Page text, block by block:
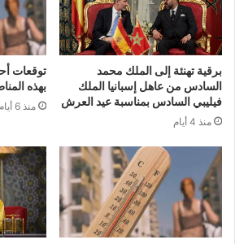
برقية تهنئة إلى الملك محمد
السادس من عاهل إسبانيا الملك
فيليبي السادس بمناسبة عيد العرش
منذ 4 أيام
توقعات
بهذه
منذ 6 أيام